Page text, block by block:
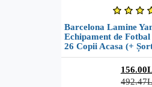
Barcelona Lamine
Echipament de
26 Copii Acasa (+